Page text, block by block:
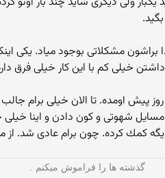
مشکلاتی بوجود میاد. یکی
خیلی کم با این کار خیلی فرق
پیش اومده. تا الان خیلی برام
شهوتی و كون دادن و اینا
كمك كرده. چون برام عادی شد. از
گذشته ها را فراموش میکنم .